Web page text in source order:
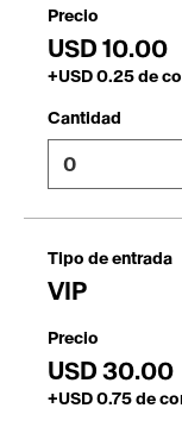
Precio
USD 10.00
+USD 0.25 de
Cantidad
Tipo de entrada
VIP
Precio
USD 30.00
+USD 0.75 de